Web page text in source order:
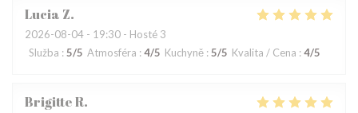
Lucia Z
2026-08-04 - 19:30 - Hosté 3
Služba : 5/5 Atmosféra : 4/5 Kuchyně : 5/5 Kvalita / Cena : 4/5
BrigitteR